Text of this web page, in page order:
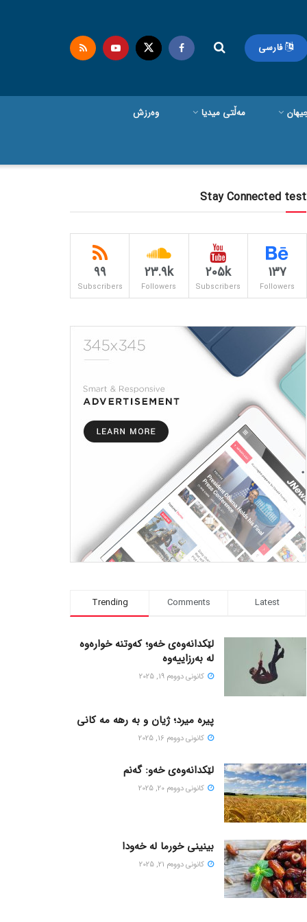
فارسی
مەڵتی میدیا وەرزش
Stay Connected test
137
Followers
205k
Subscribers
23.9k
Followers
99
Subscribers
Trending Comments Latest
لێکدانەوەی خەو؛ کەوتنە خوارەوە
لە بەرزاییەوە
كانونی دووه‌م 19, 2025
پیره میرد؛ ژیان و به رهه مه کانی
كانونی دووه‌م 16, 2025
لێکدانەوەی خەو: گەنم
كانونی دووه‌م 20, 2025
بینینی خورما لە خەودا
كانونی دووه‌م 21, 2025